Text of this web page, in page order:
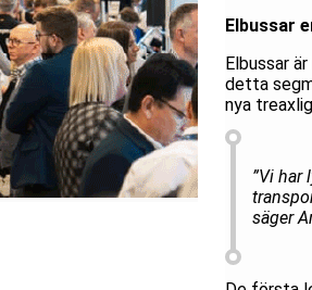
Elbussar
Elbussar
detta
nya
”Vi har
säger